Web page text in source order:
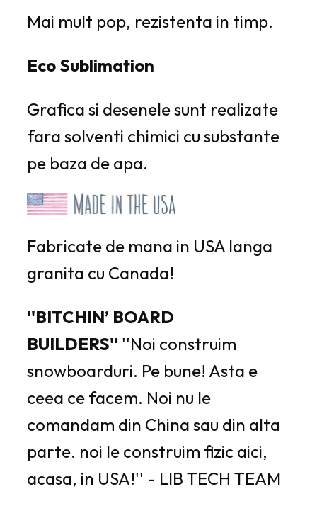
Mai mult pop, rezistenta in timp.
Eco Sublimation
Grafica si desenele sunt realizate
fara solventi chimici cu substante
pe baza de apa.
Fabricate de mana in USA langa
granita cu Canada!
''BITCHIN’ BOARD
BUILDERS'' ''Noi construim
snowboarduri. Pe bune! Asta e
ceea ce facem. Noi nu le
comandam din China sau din alta
parte. noi le construim fizic aici,
acasa, in USA!'' - LIB TECH TEAM